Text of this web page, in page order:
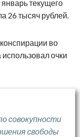
текущего
26 тысяч рублей.
во
очки
совокупности
свободы